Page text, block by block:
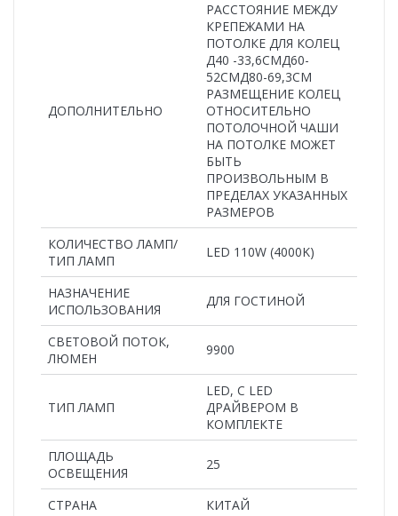
ДОПОЛНИТЕЛЬНО
РАССТОЯНИЕ МЕЖДУ
КРЕПЕЖАМИ НА
ПОТОЛКЕ ДЛЯ КОЛЕЦ
Д40 -33,6СМД60-
52СМД80-69,3СМ
РАЗМЕЩЕНИЕ КОЛЕЦ
ОТНОСИТЕЛЬНО
ПОТОЛОЧНОЙ ЧАШИ
НА ПОТОЛКЕ МОЖЕТ
БЫТЬ
ПРОИЗВОЛЬНЫМ В
ПРЕДЕЛАХ УКАЗАННЫХ
РАЗМЕРОВ
КОЛИЧЕСТВО ЛАМП/
ТИП ЛАМП
LED 110W (4000K)
НАЗНАЧЕНИЕ
ИСПОЛЬЗОВАНИЯ
ДЛЯ ГОСТИНОЙ
СВЕТОВОЙ ПОТОК,
ЛЮМЕН
9900
ТИП ЛАМП
LED, С LED
ДРАЙВЕРОМ В
КОМПЛЕКТЕ
ПЛОЩАДЬ
ОСВЕЩЕНИЯ
25
СТРАНА
КИТАЙ